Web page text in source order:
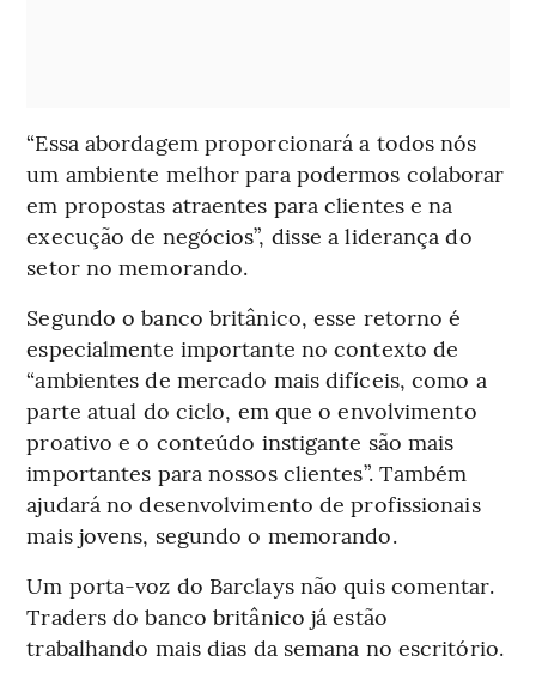
“Essa abordagem proporcionará a todos nós
um ambiente melhor para podermos colaborar
em propostas atraentes para clientes e na
execução de negócios”, disse a liderança do
setor no memorando.
Segundo o banco britânico, esse retorno é
especialmente importante no contexto de
“ambientes de mercado mais difíceis, como a
parte atual do ciclo, em que o envolvimento
proativo e o conteúdo instigante são mais
importantes para nossos clientes”. Também
ajudará no desenvolvimento de profissionais
mais jovens, segundo o memorando.
Um porta-voz do Barclays não quis comentar.
Traders do banco britânico já estão
trabalhando mais dias da semana no escritório.